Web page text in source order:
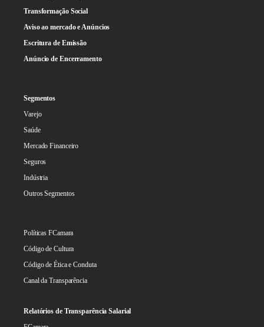
Transformação Social
Aviso ao mercado e Anúncios
Escritura de Emissão
Anúncio de Encerramento
Segmentos
Varejo
Saúde
Mercado Financeiro
Seguros
Indústria
Outros Segmentos
Políticas FCamara
Código de Cultura
Código de Ética e Conduta
Canal da Transparência
Relatórios de Transparência Salarial